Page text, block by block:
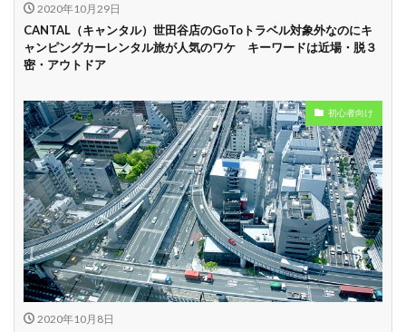
2020年10月29日
CANTAL（キャンタル）世田谷店のGoToトラベル対象外なのにキ
ャンピングカーレンタル旅が人気のワケ キーワードは近場・脱３
密・アウトドア
初心者向け
2020年10月8日